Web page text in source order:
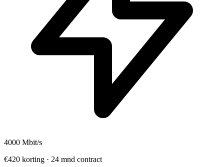
4000 Mbit/s
€420 korting · 24 mnd contract